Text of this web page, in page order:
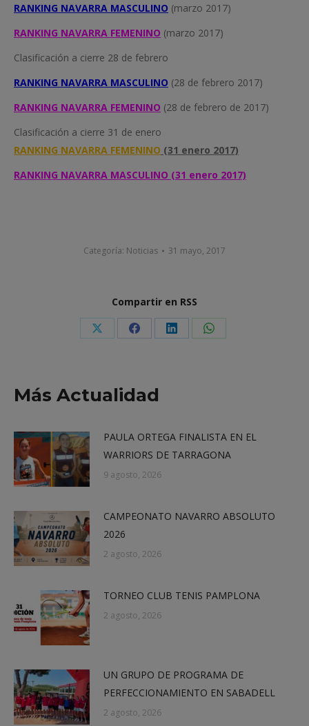
RANKING NAVARRA MASCULINO (marzo 2017)
RANKING NAVARRA FEMENINO (marzo 2017)
Clasificación a cierre 28 de febrero
RANKING NAVARRA MASCULINO (28 de febrero 2017)
RANKING NAVARRA FEMENINO (28 de febrero de 2017)
Clasificación a cierre 31 de enero
RANKING NAVARRA FEMENINO (31 enero 2017)
RANKING NAVARRA MASCULINO (31 enero 2017)
Categoría: Noticias 31 mayo, 2017
Compartir en RSS
Share Share Share Share
Más Actualidad
PAULA ORTEGA FINALISTA EN EL
WARRIORS DE TARRAGONA
9 agosto, 2026
CAMPEONATO NAVARRO ABSOLUTO
2026
2 agosto, 2026
TORNEO CLUB TENIS PAMPLONA
2 agosto, 2026
UN GRUPO DE PROGRAMA DE
PERFECCIONAMIENTO EN SABADELL
2 agosto, 2026